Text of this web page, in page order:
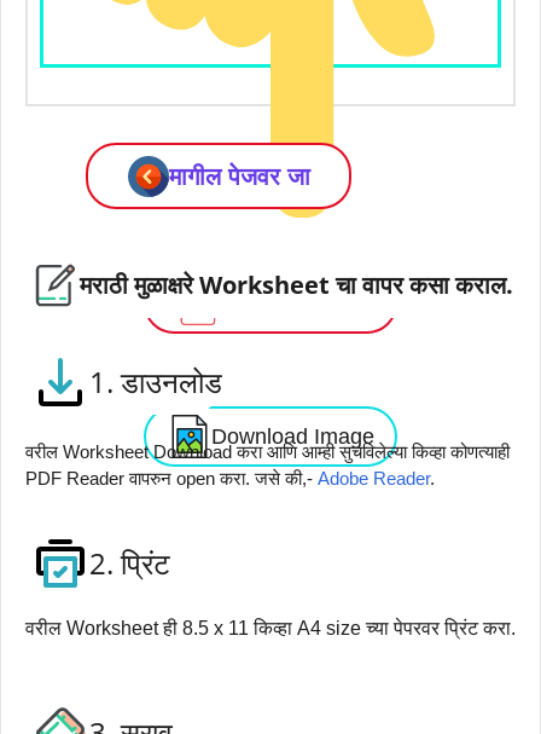
Download Image
मागील पेजवर जा
मराठी मुळाक्षरे Worksheet चा वापर कसा कराल.
1. डाउनलोड
वरील Worksheet Download करा आणि आम्ही सुचविलेल्या किव्हा कोणत्याही
PDF Reader वापरुन open करा. जसे की,- Adobe Reader.
2. प्रिंट
वरील Worksheet ही 8.5 x 11 किव्हा A4 size च्या पेपरवर प्रिंट करा.